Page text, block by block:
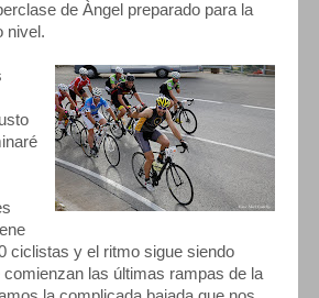
de Àngel preparado para la
nivel.
ciclistas y el ritmo sigue siendo
las últimas rampas de la